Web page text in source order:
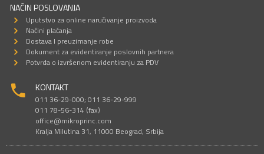
NAČIN POSLOVANJA
Uputstvo za online naručivanje proizvoda
Načini plaćanja
Dostava I preuzimanje robe
Dokument za evidentiranje poslovnih partnera
Potvrda o izvršenom evidentiranju za PDV
KONTAKT
011 36-29-000; 011 36-29-999
011 78-56-314 (fax)
office@mikroprinc.com
Kralja Milutina 31, 11000 Beograd, Srbija